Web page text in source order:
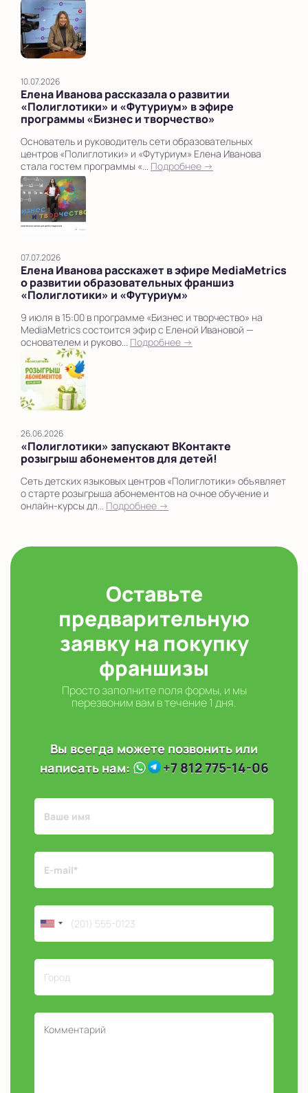
10.07.2026
Елена Иванова рассказала о развитии
«Полиглотики» и «Футуриум» в эфире
программы «Бизнес и творчество»
Основатель и руководитель сети образовательных
центров «Полиглотики» и «Футуриум» Елена Иванова
стала гостем программы «... Подробнее →
07.07.2026
Елена Иванова расскажет в эфире MediaMetrics
о развитии образовательных франшиз
«Полиглотики» и «Футуриум»
9 июля в 15:00 в программе «Бизнес и творчество» на
MediaMetrics состоится эфир с Еленой Ивановой —
основателем и руково... Подробнее →
26.06.2026
«Полиглотики» запускают ВКонтакте
розыгрыш абонементов для детей!
Сеть детских языковых центров «Полиглотики» объявляет
о старте розыгрыша абонементов на очное обучение и
онлайн-курсы дл... Подробнее →
Оставьте
предварительную
заявку на покупку
франшизы
Просто заполните поля формы, и мы
перезвоним вам в течение 1 дня.
Вы всегда можете позвонить или
написать нам:
+7 812 775-14-06